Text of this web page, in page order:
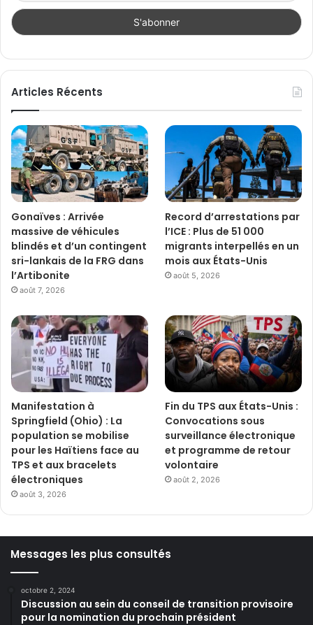
Articles Récents
Gonaïves : Arrivée
massive de véhicules
blindés et d’un contingent
sri-lankais de la FRG dans
l’Artibonite
août 7, 2026
Record d’arrestations par
l’ICE : Plus de 51 000
migrants interpellés en un
mois aux États-Unis
août 5, 2026
Manifestation à
Springfield (Ohio) : La
population se mobilise
pour les Haïtiens face au
TPS et aux bracelets
électroniques
août 3, 2026
Fin du TPS aux États-Unis :
Convocations sous
surveillance électronique
et programme de retour
volontaire
août 2, 2026
Messages les plus consultés
octobre 2, 2024
Discussion au sein du conseil de transition provisoire
pour la nomination du prochain président